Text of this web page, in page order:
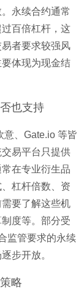
永续合约通常
百倍杠杆，这
者要求较强风
体现为现金结
也支持
意、Gate.io 等皆
易平台只提供
在专业衍生品
杠杆倍数、资
要了解这些机
度等。部分受
监管要求的永续
步开放。
略